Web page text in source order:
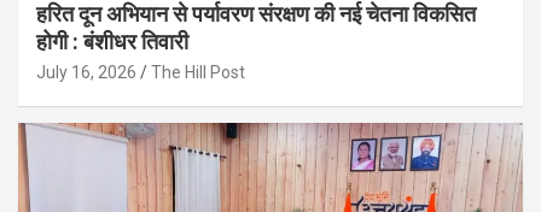
हरित दून अभियान से पर्यावरण संरक्षण की नई चेतना विकसित
होगी : बंशीधर तिवारी
July 16, 2026 The Hill Post